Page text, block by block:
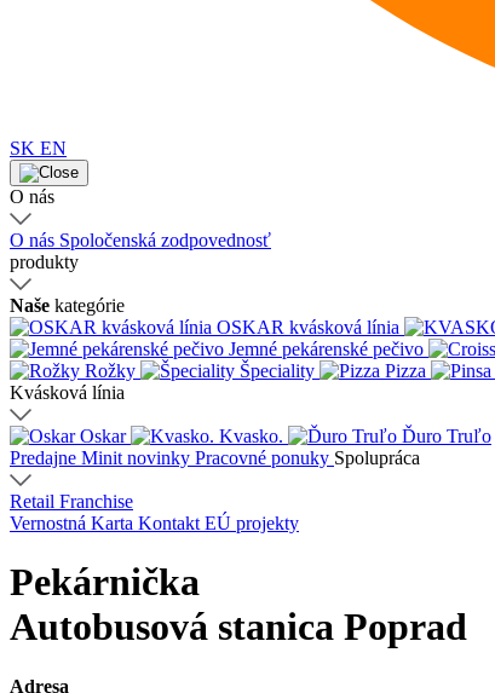
SK EN
O nás
O nás Spoločenská zodpovednosť
produkty
Naše kategórie
OSKAR kvásková línia
Jemné pekárenské pečivo
Rožky
Špeciality Pizza
Kvásková línia
Oskar Kvasko.
Ďuro Truľo
Predajne Minit novinky Pracovné ponuky Spolupráca
Retail Franchise
Vernostná Karta Kontakt EÚ projekty
Pekárnička
Autobusová stanica Poprad
Adresa